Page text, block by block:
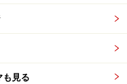
、おみやげにもなりそ
も見る